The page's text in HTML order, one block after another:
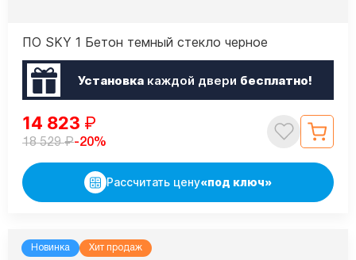
ПО SKY 1 Бетон темный стекло черное
Установкакаждой двери бесплатно!
14 823 ₽
18 529₽-20%
Рассчитать цену«под ключ»
Новинка Хит продаж